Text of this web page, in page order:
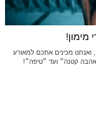
ואנחנו מכינים אתכם למאורע
קטנה״ ועד ״טיפה״!